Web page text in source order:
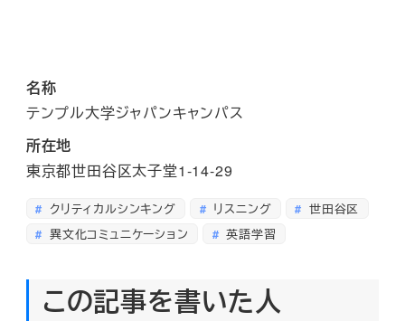
名称
テンプル大学ジャパンキャンパス
所在地
東京都世田谷区太子堂1-14-29
クリティカルシンキング リスニング
世田谷区
異文化コミュニケーション
英語学習
この記事を書いた人